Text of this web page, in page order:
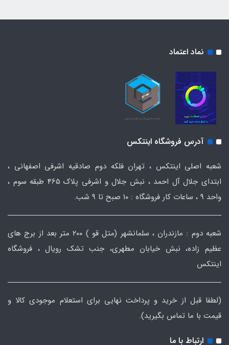
نماد اعتماد
آدرس فروشگاه اینتکس
شعبه اصلی اینتکس ، تهران فلکه دوم صادقیه اشرفی اصفهانی ،
ابتدای جلال آل احمد ، نبش جلال و اشرفی پلاک 465 طبقه سوم ،
واحد ۹ ، ساعات کار فروشگاه : ۱۰ صبح تا ۹ شب.
شعبه دوم : مازندران ، سلمانشهر (متل قو ) ۲۰۰ متر بعد از برج های
عظیم زاده، نبش خیابان مطهری، جنب تشک رویال ، فروشگاه
اینتکس
(لطفا قبل از خرید و پرداخت نهایی برای استعلام موجودی کالا و
قیمت با ما تماس بگیرید).
ارتباط با ما